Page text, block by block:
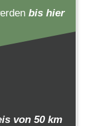
bis hier
von 50 km